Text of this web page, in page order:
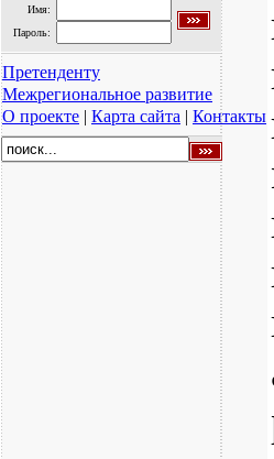
Имя:
Пароль:
Претенденту
Межрегиональное развитие
О проекте | Карта сайта | Контакты